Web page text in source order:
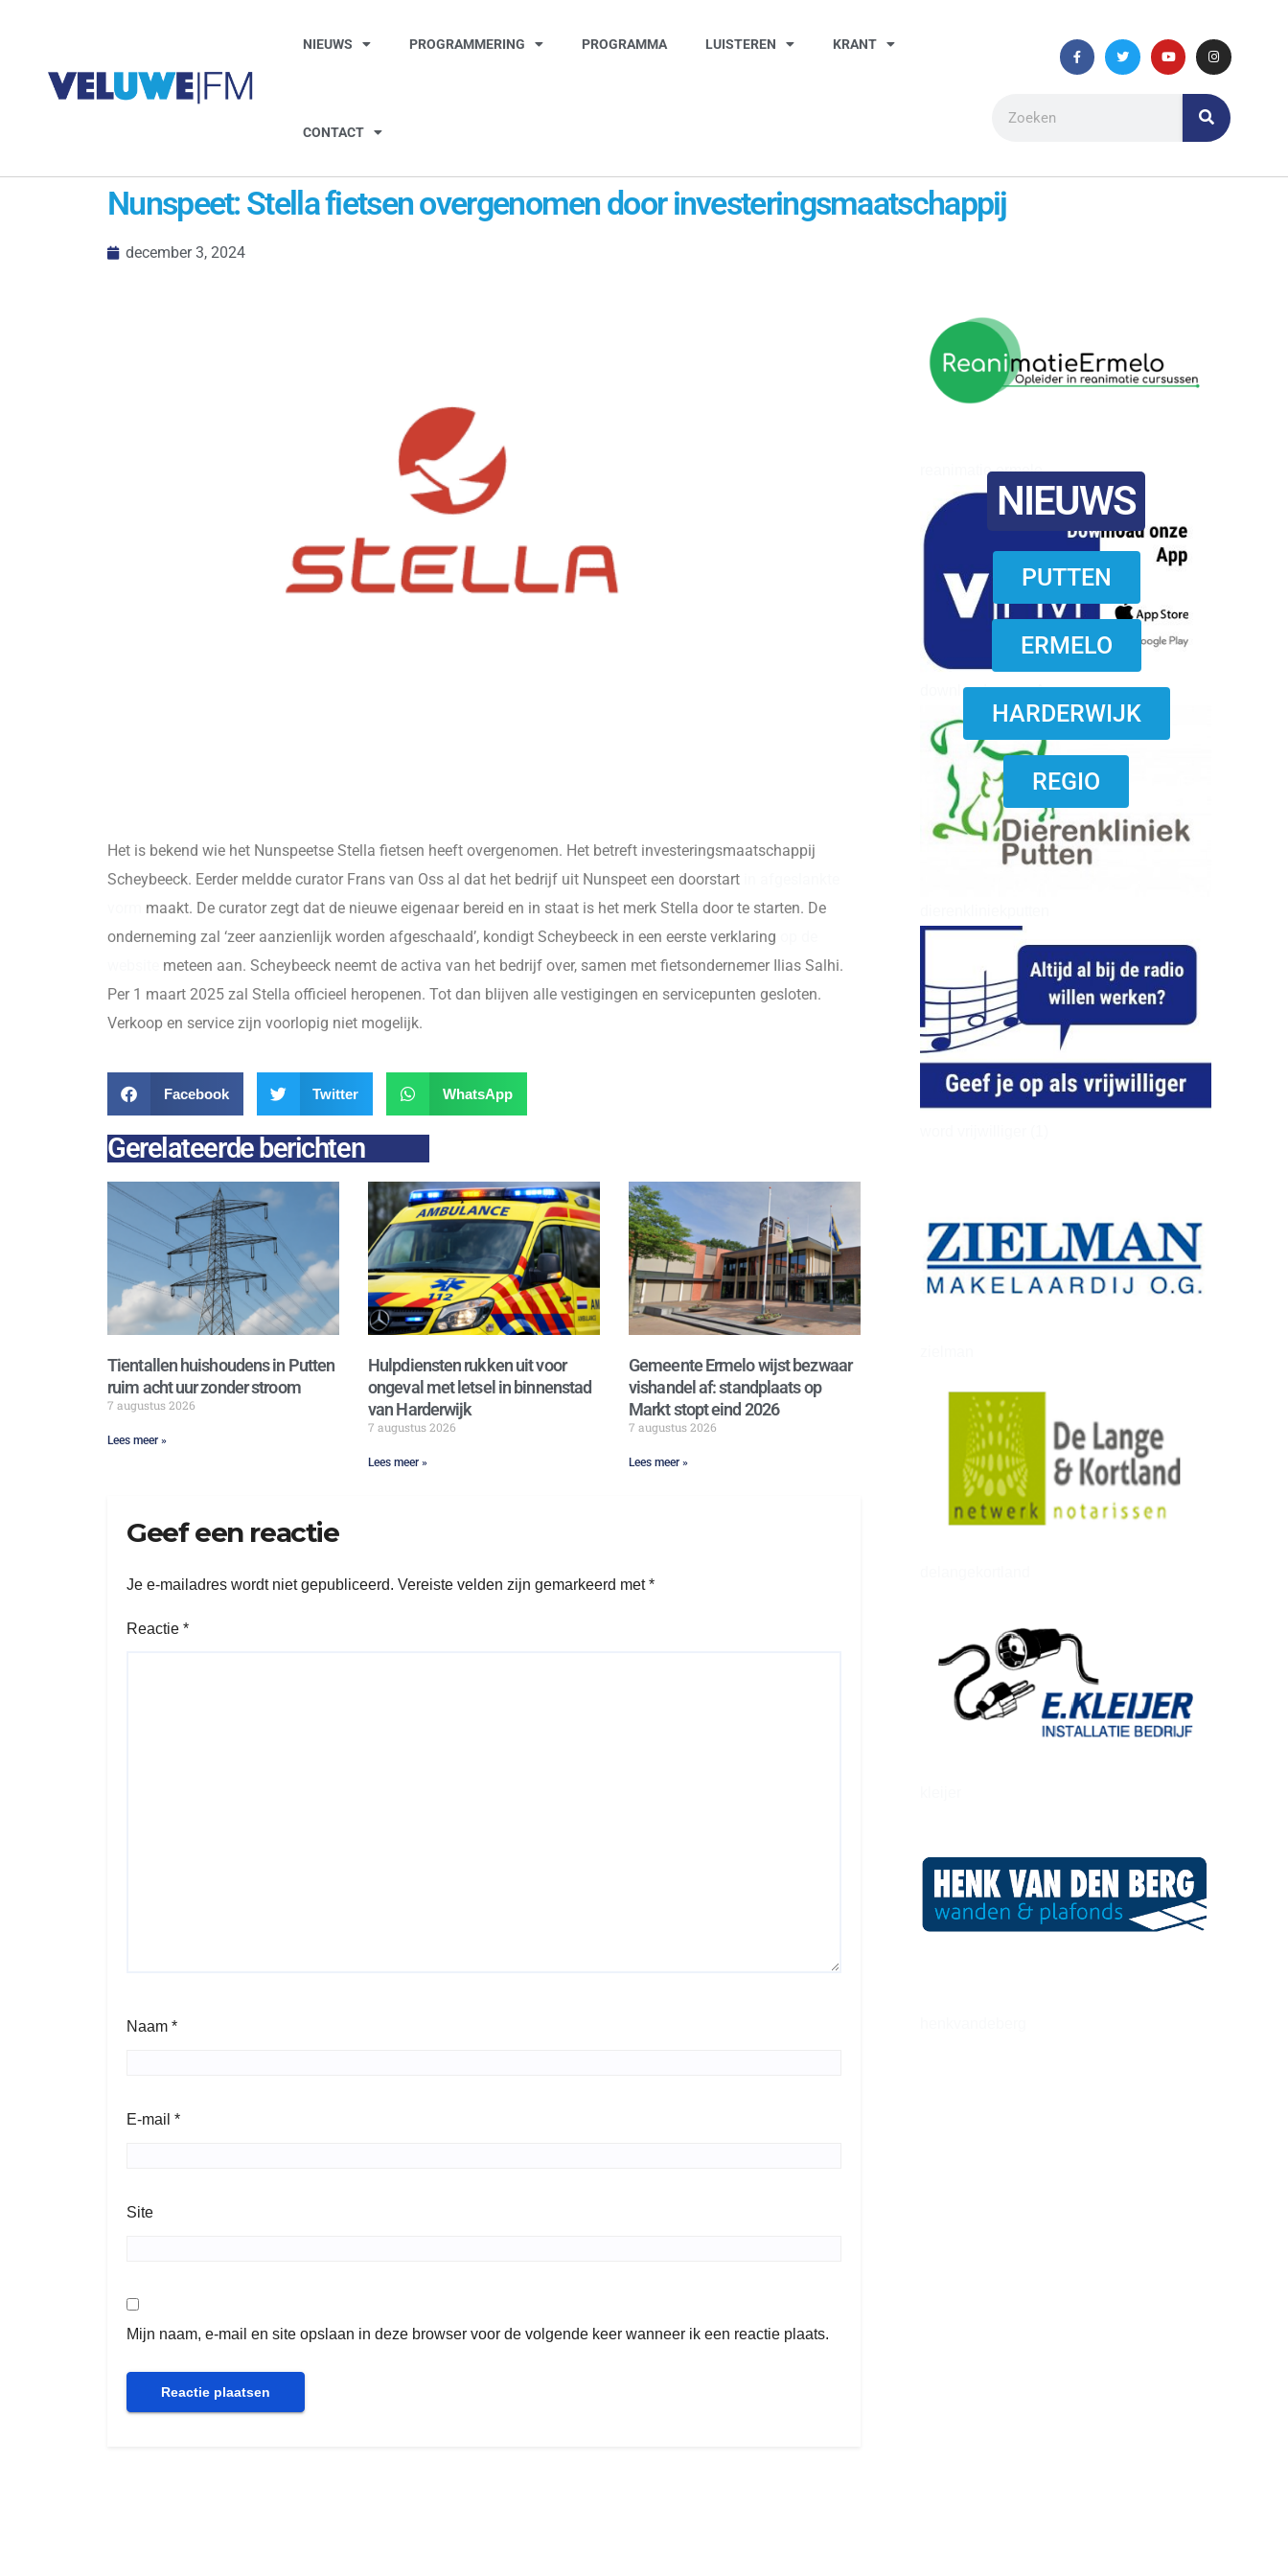
NIEUWS PROGRAMMERING PROGRAMMA LUISTEREN KRANT
CONTACT
Nunspeet: Stella fietsen overgenomen door investeringsmaatschappij
december 3, 2024
reanimatie ermelo
download onzze App
NIEUWS
PUTTEN
ERMELO
HARDERWIJK
REGIO
Het is bekend wie het Nunspeetse Stella fietsen heeft overgenomen. Het betreft investeringsmaatschappij
Scheybeeck. Eerder meldde curator Frans van Oss al dat het bedrijf uit Nunspeet een doorstart
maakt. De curator zegt dat de nieuwe eigenaar bereid en in staat is het merk Stella door te starten. De
onderneming zal ‘zeer aanzienlijk worden afgeschaald’, kondigt Scheybeeck in een eerste verklaring
meteen aan. Scheybeeck neemt de activa van het bedrijf over, samen met fietsondernemer Ilias Salhi.
Per 1 maart 2025 zal Stella officieel heropenen. Tot dan blijven alle vestigingen en servicepunten gesloten.
Verkoop en service zijn voorlopig niet mogelijk.
Facebook Twitter WhatsApp
Gerelateerde berichten
Tientallen huishoudens in Putten
ruim acht uur zonder stroom
7 augustus 2026
Lees meer »
Hulpdiensten rukken uit voor
ongeval met letsel in binnenstad
van Harderwijk
7 augustus 2026
Lees meer »
Gemeente Ermelo wijst bezwaar
vishandel af: standplaats op
Markt stopt eind 2026
7 augustus 2026
Lees meer »
Geef een reactie
Je e-mailadres wordt niet gepubliceerd. Vereiste velden zijn gemarkeerd met*
Reactie *
Naam *
E-mail *
Site
Mijn naam, e-mail en site opslaan in deze browser voor de volgende keer wanneer ik een reactie plaats.